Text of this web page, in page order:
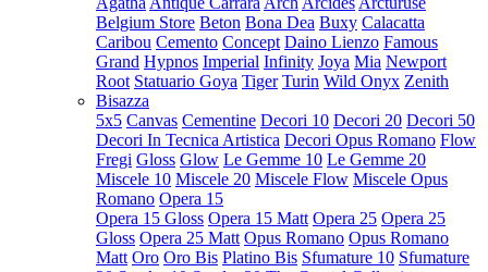
Belgium Store Beton Bona Dea Buxy Calacatta
Caribou Cemento Concept Daino Lienzo Famous
Grand Hypnos Imperial Infinity Joya Mia Newport
Root Statuario Goya Tiger Turin Wild Onyx Zenith
Bisazza
5x5 Canvas Cementine Decori 10 Decori 20 Decori 50
Decori In Tecnica Artistica Decori Opus Romano Flow
Fregi Gloss Glow Le Gemme 10 Le Gemme 20
Miscele 10 Miscele 20 Miscele Flow Miscele Opus
Romano Opera 15
Opera 15 Gloss Opera 15 Matt Opera 25 Opera 25
Gloss Opera 25 Matt Opus Romano Opus Romano
Matt Oro Oro Bis Platino Bis Sfumature 10 Sfumature